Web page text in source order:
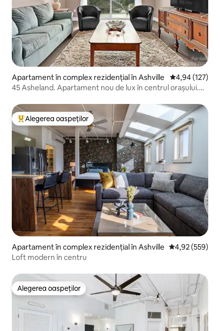
Apartament în complex rezidențial în Ashville Scor mediu de
4,94 (127)
45 Asheland. Apartament nou de lux în centrul orașului.
Locuință din topul categoriei Alegerea oaspeților
Alegerea oaspeților
Apartament în complex rezidențial în Ashville Scor mediu de
4,92 (559)
Loft modern în centru
Alegerea oaspeților
Alegerea oaspeților